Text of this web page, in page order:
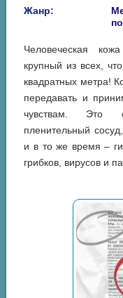
Жанр:
Человеческая
крупный из всех,
квадратных метра!
передавать и
чувствам. Это
пленительный
и в то же время –
грибков, вирусов и